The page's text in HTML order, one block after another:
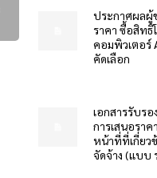
ประกาศผลผู้
ราคา ซื้อสิทธิ
คอมพิวเตอร์
คัดเลือก
เอกสารรับร
การเสนอราค
หน้าที่ที่เกี่ยว
จัดจ้าง (แบบ